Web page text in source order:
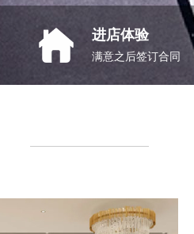
进店体验
满意之后签订合同